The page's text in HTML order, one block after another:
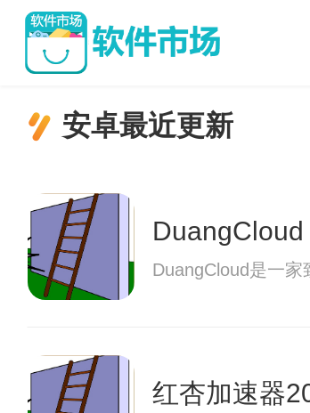
安卓最近更新
DuangCloud
DuangCloud是一
红杏加速器